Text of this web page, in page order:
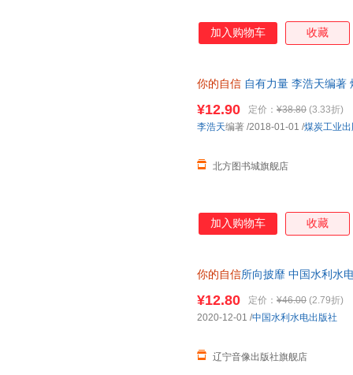
加入购物车 收藏
你的自信 自有力量 李浩天编著
¥12.90 定价： ¥38.80 (3.33折)
北方图书城旗舰店
李浩天编著 /2018-01-01 /煤炭工业
加入购物车 收藏
你的自信所向披靡 中国水利水
¥12.80 定价： ¥46.00 (2.79折)
辽宁音像出版社旗舰店
2020-12-01 /中国水利水电出版社